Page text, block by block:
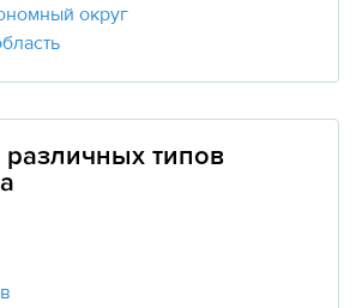
округ
различных типов